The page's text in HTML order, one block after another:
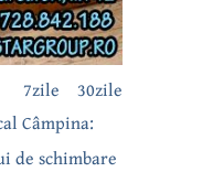
30zile
7zile
Câmpina:
de schimbare